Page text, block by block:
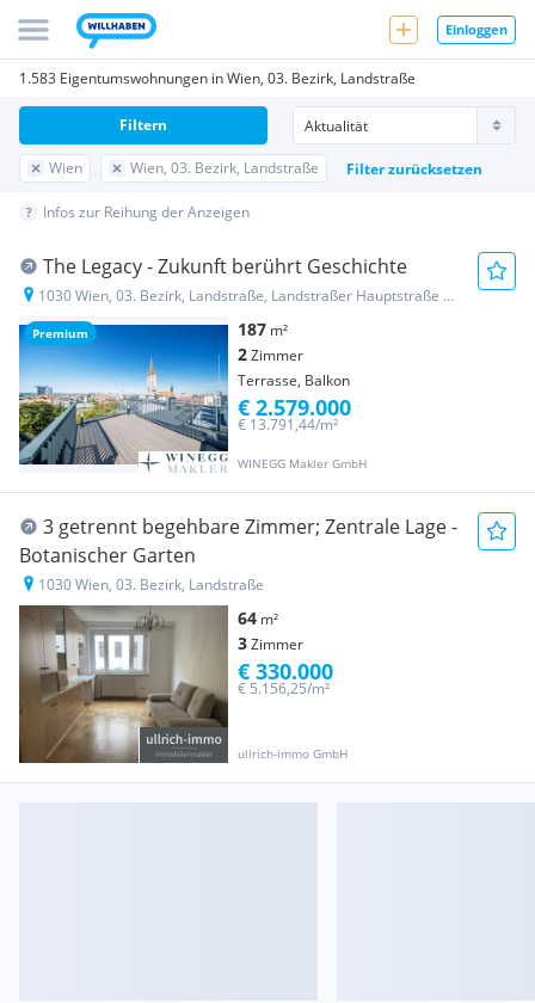
Einloggen
1.583 Eigentumswohnungen in Wien, 03. Bezirk, Landstraße
Wien Wien, 03. Bezirk, Landstraße Filter zurücksetzen
Filtern
Infos zur Reihung der Anzeigen
Premium
The Legacy - Zukunft berührt Geschichte
1030 Wien, 03. Bezirk, Landstraße, Landstraßer Hauptstraße 144
187 m²
2Zimmer
Terrasse, Balkon
WINEGG Makler GmbH
€ 13.791,44/m²
€ 2.579.000
3 getrennt begehbare Zimmer; Zentrale Lage -
Botanischer Garten
1030 Wien, 03. Bezirk, Landstraße
64 m²
3Zimmer
ullrich-immo GmbH
€ 5.156,25/m²
€ 330.000